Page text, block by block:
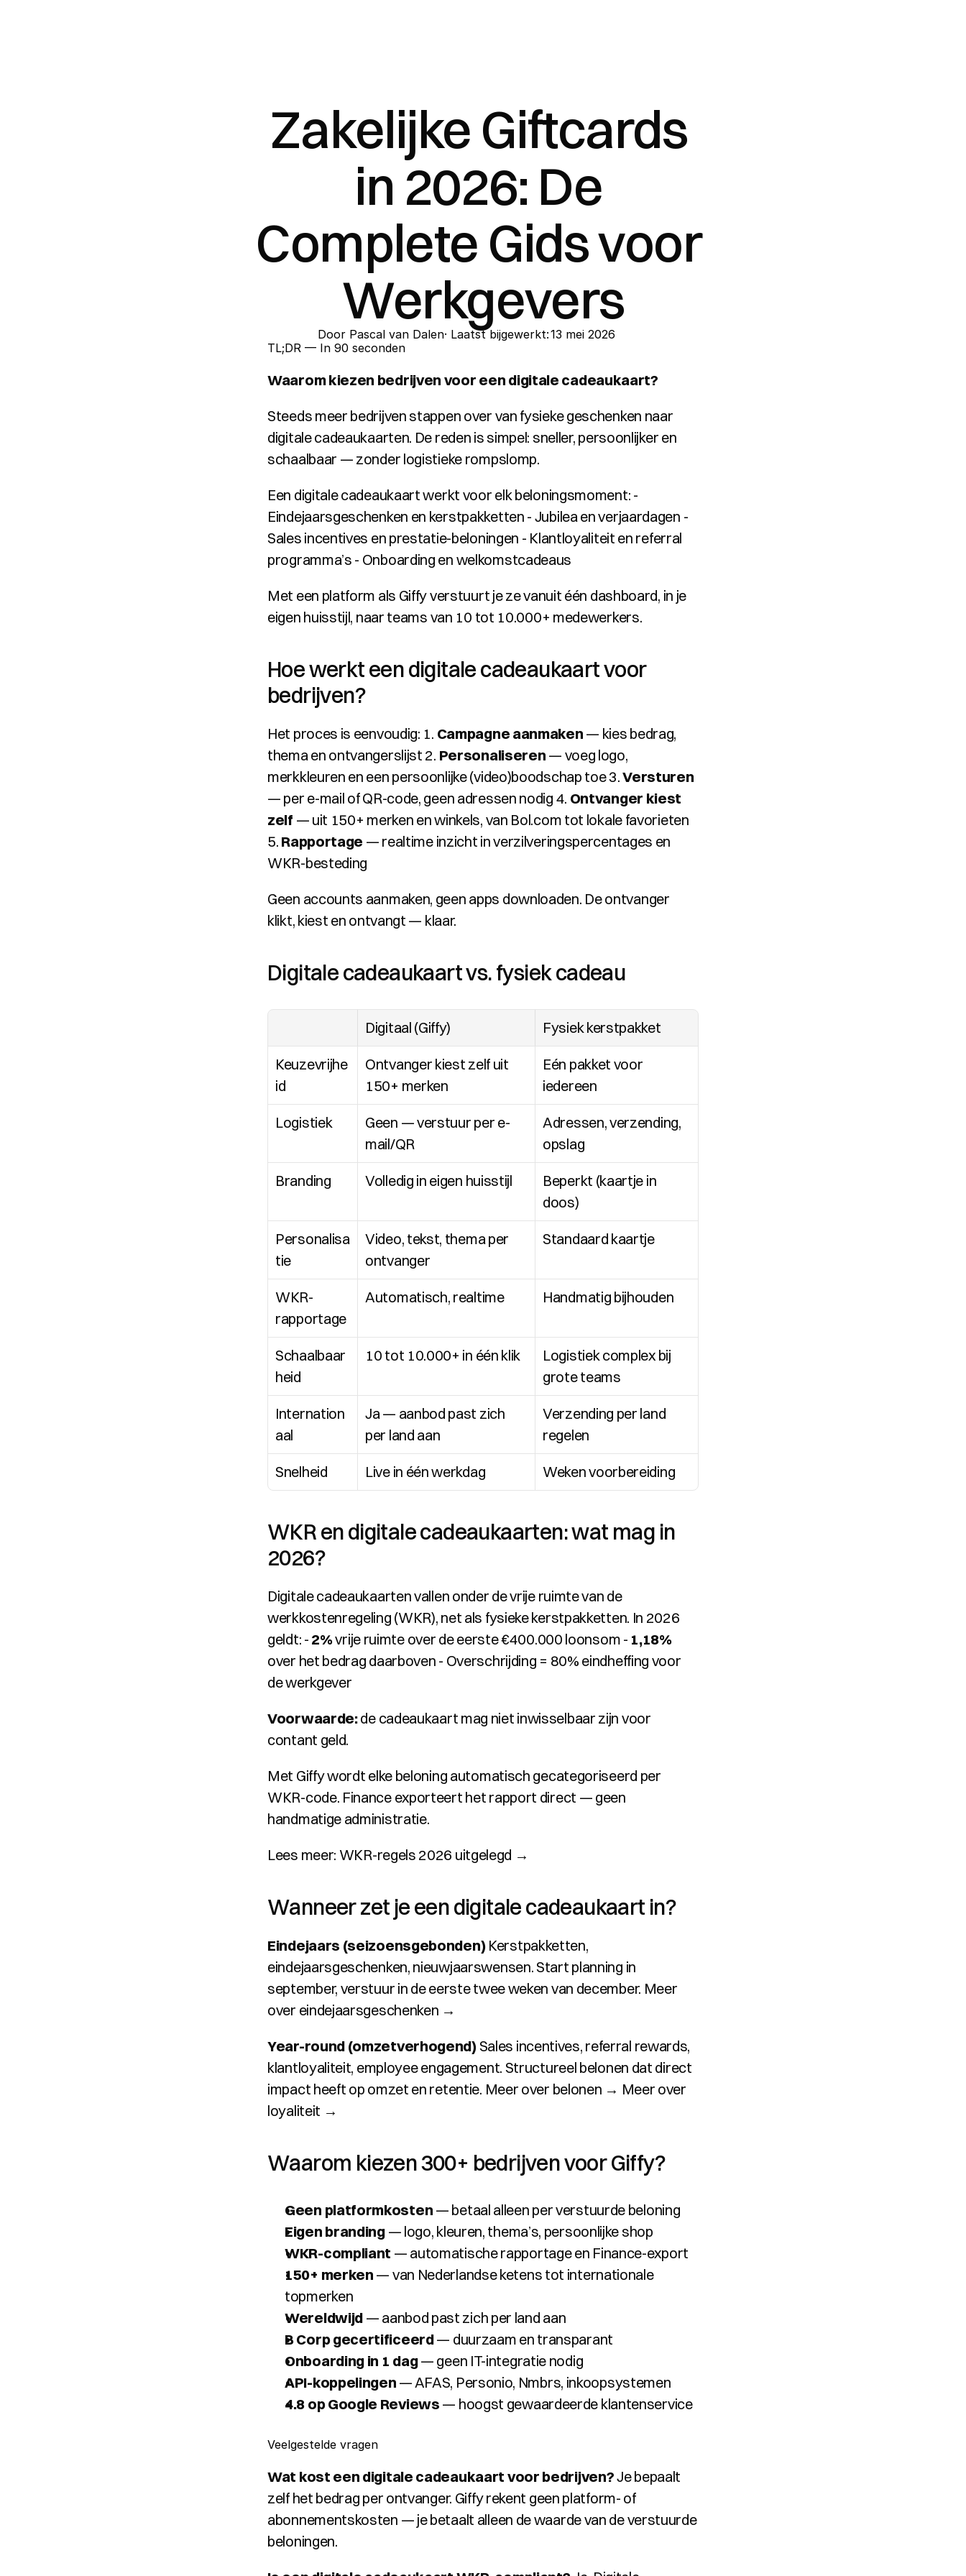
Zakelijke Giftcards
in 2026: De
Complete Gids voor
Werkgevers
Pascal van Dalen
Door · Laatst bijgewerkt:13 mei 2026
TL;DR — In 90 seconden
Waarom kiezen bedrijven voor een digitale cadeaukaart?
Steeds meer bedrijven stappen over van fysieke geschenken naar
digitale cadeaukaarten. De reden is simpel: sneller, persoonlijker en
schaalbaar — zonder logistieke rompslomp.
Een digitale cadeaukaart werkt voor elk beloningsmoment: -
Eindejaarsgeschenken en kerstpakketten - Jubilea en verjaardagen -
Sales incentives en prestatie-beloningen - Klantloyaliteit en referral
programma’s - Onboarding en welkomstcadeaus
Met een platform als Giffy verstuurt je ze vanuit één dashboard, in je
eigen huisstijl, naar teams van 10 tot 10.000+ medewerkers.
Hoe werkt een digitale cadeaukaart voor
bedrijven?
Het proces is eenvoudig: 1. Campagne aanmaken — kies bedrag,
thema en ontvangerslijst 2. Personaliseren — voeg logo,
merkkleuren en een persoonlijke (video)boodschap toe 3. Versturen
— per e-mail of QR-code, geen adressen nodig 4. Ontvanger kiest
zelf — uit 150+ merken en winkels, van Bol.com tot lokale favorieten
5. Rapportage — realtime inzicht in verzilveringspercentages en
WKR-besteding
Geen accounts aanmaken, geen apps downloaden. De ontvanger
klikt, kiest en ontvangt — klaar.
Digitale cadeaukaart vs. fysiek cadeau
Digitaal (Giffy) Fysiek kerstpakket
Keuzevrijhe
id
Ontvanger kiest zelf uit
150+ merken
Eén pakket voor
iedereen
Logistiek
Geen — verstuur per e-
mail/QR
Adressen, verzending,
opslag
Branding Volledig in eigen huisstijl
Beperkt (kaartje in
doos)
Personalisa
tie
Video, tekst, thema per
ontvanger
Standaard kaartje
WKR-
rapportage
Automatisch, realtime Handmatig bijhouden
Schaalbaar
heid
10 tot 10.000+ in één klik
Logistiek complex bij
grote teams
Internation
aal
Ja — aanbod past zich
per land aan
Verzending per land
regelen
Snelheid Live in één werkdag Weken voorbereiding
WKR en digitale cadeaukaarten: wat mag in
2026?
Digitale cadeaukaarten vallen onder de vrije ruimte van de
werkkostenregeling (WKR), net als fysieke kerstpakketten. In 2026
geldt: - 2% vrije ruimte over de eerste €400.000 loonsom - 1,18%
over het bedrag daarboven - Overschrijding = 80% eindheffing voor
de werkgever
Voorwaarde: de cadeaukaart mag niet inwisselbaar zijn voor
contant geld.
Met Giffy wordt elke beloning automatisch gecategoriseerd per
WKR-code. Finance exporteert het rapport direct — geen
handmatige administratie.
Lees meer: WKR-regels 2026 uitgelegd →
Wanneer zet je een digitale cadeaukaart in?
Eindejaars (seizoensgebonden) Kerstpakketten,
eindejaarsgeschenken, nieuwjaarswensen. Start planning in
september, verstuur in de eerste twee weken van december. Meer
over eindejaarsgeschenken →
Year-round (omzetverhogend) Sales incentives, referral rewards,
klantloyaliteit, employee engagement. Structureel belonen dat direct
impact heeft op omzet en retentie. Meer over belonen → Meer over
loyaliteit →
Waarom kiezen 300+ bedrijven voor Giffy?
Geen platformkosten — betaal alleen per verstuurde beloning
Eigen branding — logo, kleuren, thema’s, persoonlijke shop
WKR-compliant — automatische rapportage en Finance-export
150+ merken — van Nederlandse ketens tot internationale
topmerken
Wereldwijd — aanbod past zich per land aan
B Corp gecertificeerd — duurzaam en transparant
Onboarding in 1 dag — geen IT-integratie nodig
API-koppelingen — AFAS, Personio, Nmbrs, inkoopsystemen
4.8 op Google Reviews — hoogst gewaardeerde klantenservice
Veelgestelde vragen
Wat kost een digitale cadeaukaart voor bedrijven? Je bepaalt
zelf het bedrag per ontvanger. Giffy rekent geen platform- of
abonnementskosten — je betaalt alleen de waarde van de verstuurde
beloningen.